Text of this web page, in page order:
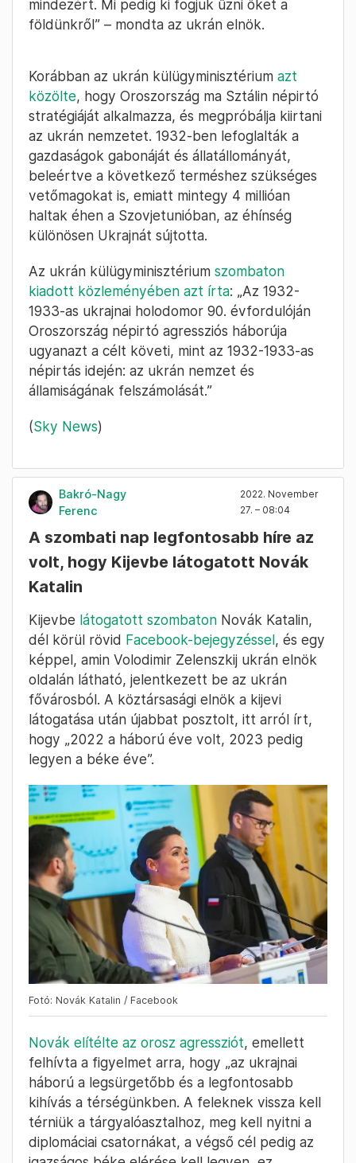
mindezért. Mi pedig ki fogjuk űzni őket a
földünkről” – mondta az ukrán elnök.
Korábban az ukrán külügyminisztérium azt
közölte, hogy Oroszország ma Sztálin népirtó
stratégiáját alkalmazza, és megpróbálja kiirtani
az ukrán nemzetet. 1932-ben lefoglalták a
gazdaságok gabonáját és állatállományát,
beleértve a következő terméshez szükséges
vetőmagokat is, emiatt mintegy 4 millióan
haltak éhen a Szovjetunióban, az éhínség
különösen Ukrajnát sújtotta.
Az ukrán külügyminisztérium szombaton
kiadott közleményében azt írta: „Az 1932-
1933-as ukrajnai holodomor 90. évfordulóján
Oroszország népirtó agressziós háborúja
ugyanazt a célt követi, mint az 1932-1933-as
népirtás idején: az ukrán nemzet és
államiságának felszámolását.”
(Sky News)
Bakró-Nagy
Ferenc
2022. November
27. – 08:04
A szombati nap legfontosabb híre az
volt, hogy Kijevbe látogatott Novák
Katalin
Kijevbe látogatott szombaton Novák Katalin,
dél körül rövid Facebook-bejegyzéssel, és egy
képpel, amin Volodimir Zelenszkij ukrán elnök
oldalán látható, jelentkezett be az ukrán
fővárosból. A köztársasági elnök a kijevi
látogatása után újabbat posztolt, itt arról írt,
hogy „2022 a háború éve volt, 2023 pedig
legyen a béke éve”.
Fotó: Novák Katalin / Facebook
Novák elítélte az orosz agressziót, emellett
felhívta a figyelmet arra, hogy „az ukrajnai
háború a legsürgetőbb és a legfontosabb
kihívás a térségünkben. A feleknek vissza kell
térniük a tárgyalóasztalhoz, meg kell nyitni a
diplomáciai csatornákat, a végső cél pedig az